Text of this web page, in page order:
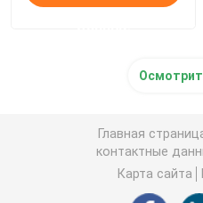
Главная
контактные
Карта сайта